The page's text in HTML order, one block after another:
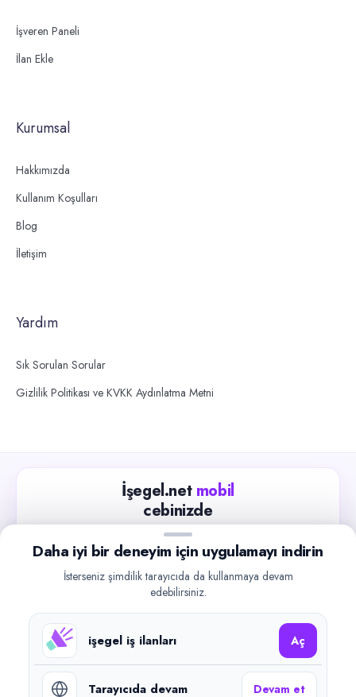
İşveren Paneli
İlan Ekle
Kurumsal
Hakkımızda
Kullanım Koşulları
Blog
İletişim
Yardım
Sık Sorulan Sorular
Gizlilik Politikası ve KVKK Aydınlatma Metni
İşegel.net mobil
cebinizde
Güncel iş ilanlarını takip edin, işverenlerle hızlıca
iletişime geçin.
Google Play
©2026işegel.net. Tüm hakları saklıdır.
Daha iyi bir deneyim için uygulamayı indirin
İsterseniz şimdilik tarayıcıda da kullanmaya devam
edebilirsiniz.
işegel iş ilanları Aç
Tarayıcıda devam Devam et